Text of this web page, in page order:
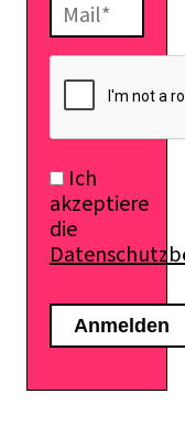
Ich
akzeptiere
die